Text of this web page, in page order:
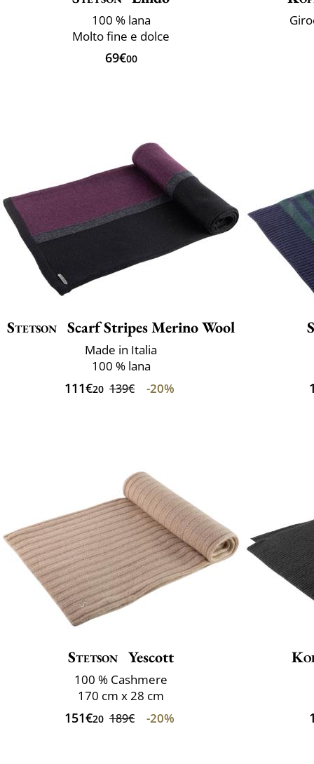
100 % lana
Molto fine e dolce
69€00
Stetson Scarf Stripes Merino Wool
Made in Italia
100 % lana
111€20 139€ -20%
Stetson Yescott
100 % Cashmere
170 cm x 28 cm
151€20 189€ -20%